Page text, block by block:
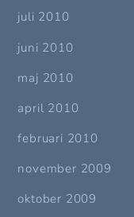
juli 2010
juni 2010
maj 2010
april 2010
februari 2010
november 2009
oktober 2009